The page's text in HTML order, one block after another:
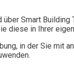
Smart
diese in Ihrer
in der Sie mit